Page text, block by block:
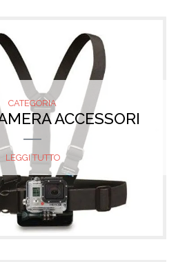
CATEGORIA
ACCESSORI
LEGGI TUTTO